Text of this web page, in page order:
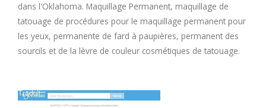
dans l'Oklahoma. Maquillage Permanent, maquillage de
tatouage de procédures pour le maquillage permanent pour
les yeux, permanente de fard à paupières, permanent des
sourcils et de la lèvre de couleur cosmétiques de tatouage.